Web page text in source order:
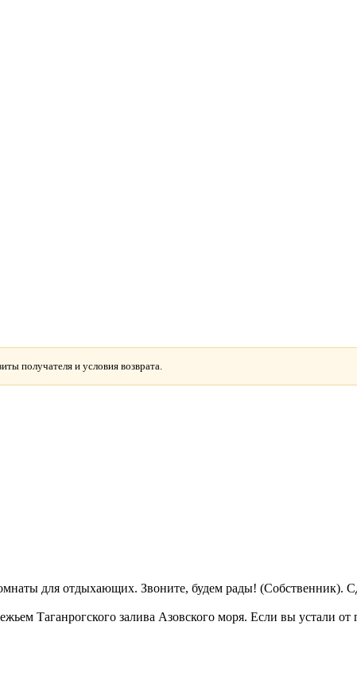
получателя и условия возврата.
для отдыхающих. Звоните, будем рады! (Собственник).
Таганрогского залива Азовского моря. Если вы устали